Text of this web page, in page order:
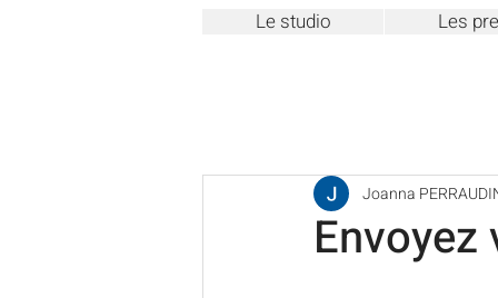
Le studio Les
Joanna